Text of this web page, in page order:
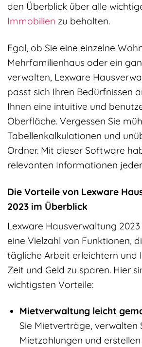
den Überblick über alle
Immobilien zu behalten.
Egal, ob Sie eine einzelne
Mehrfamilienhaus oder ein
verwalten, Lexware
passt sich Ihren Bedürfnissen
Ihnen eine intuitive und
Oberfläche. Vergessen Sie
Tabellenkalkulationen und
Ordner. Mit dieser Software
relevanten Informationen
Die Vorteile von Lexware
2023 im Überblick
Lexware Hausverwaltung
eine Vielzahl von Funktionen,
tägliche Arbeit erleichtern und
Zeit und Geld zu sparen. Hier
wichtigsten Vorteile:
Mietverwaltung leicht
Sie Mietverträge, verwalten
Mietzahlungen und